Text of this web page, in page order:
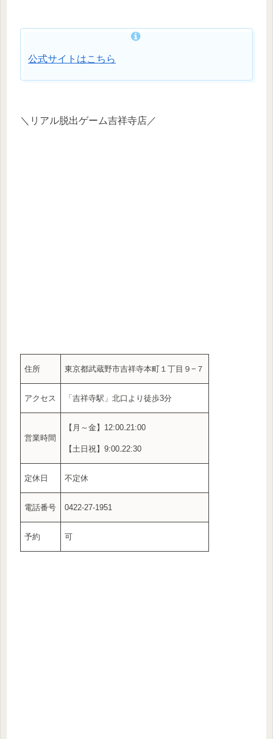
公式サイトはこちら
＼リアル脱出ゲーム吉祥寺店／
住所 東京都武蔵野市吉祥寺本町１丁目９−７
アクセス 「吉祥寺駅」北口より徒歩3分
営業時間
【月～金】12:00₋21:00
【土日祝】9:00₋22:30
定休日 不定休
電話番号 0422-27-1951
予約 可